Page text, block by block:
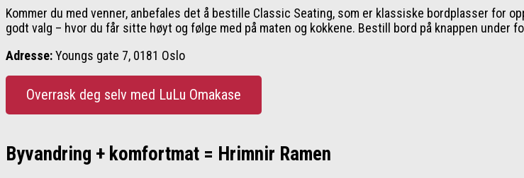
Kommer du med venner, anbefales det å bestille Classic Seating, som er klassiske bordplasser for
godt valg – hvor du får sitte høyt og følge med på maten og kokkene. Bestill bord på knappen under
Adresse:Youngs gate 7, 0181 Oslo
Overrask deg selv med LuLu Omakase
Byvandring + komfortmat = Hrimnir Ramen